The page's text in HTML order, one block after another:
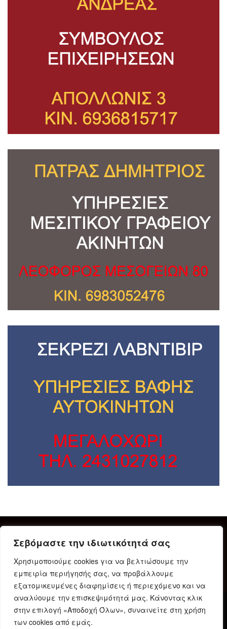
Σεβόμαστε την ιδιωτικότητά σας
Χρησιμοποιούμε cookies για να βελτιώσουμε την
εμπειρία περιήγησής σας, να προβάλλουμε
εξατομικευμένες διαφημίσεις ή περιεχόμενο και να
αναλύουμε την επισκεψιμότητά μας. Κάνοντας κλικ
στην επιλογή «Αποδοχή Όλων», συναινείτε στη χρήση
των cookies από εμάς.
Δήλωση Συμμόρφωσης Ταυτότητα
Όροι χρήσης
Πολιτική προστασίας προσωπικών δεδομένων